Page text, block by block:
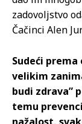
zadovoljstvo
Čačinci Alen
Sudeći
velikim
budi zdrava”
temu